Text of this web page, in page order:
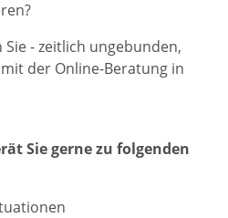
- zeitlich ungebunden,
der Online-Beratung in
Sie gerne zu folgenden